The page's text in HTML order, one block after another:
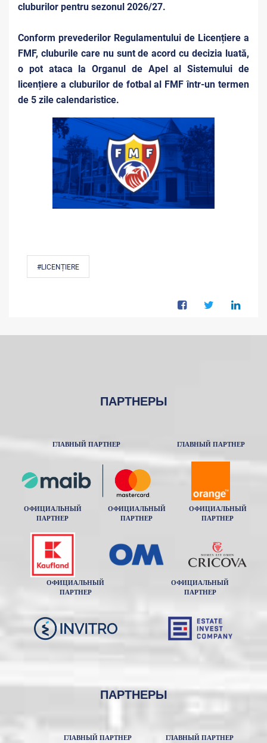
cluburilor pentru sezonul 2026/27.
Conform prevederilor Regulamentului de Licențiere a
FMF, cluburile care nu sunt de acord cu decizia luată,
o pot ataca la Organul de Apel al Sistemului de
licențiere a cluburilor de fotbal al FMF într-un termen
de 5 zile calendaristice.
#LICENȚIERE
ПАРТНЕРЫ
ГЛАВНЫЙ ПАРТНЕР ГЛАВНЫЙ ПАРТНЕР
ОФИЦИАЛЬНЫЙ
ПАРТНЕР
ОФИЦИАЛЬНЫЙ
ПАРТНЕР
ОФИЦИАЛЬНЫЙ
ПАРТНЕР
ОФИЦИАЛЬНЫЙ
ПАРТНЕР
ОФИЦИАЛЬНЫЙ
ПАРТНЕР
ПАРТНЕРЫ
ГЛАВНЫЙ ПАРТНЕР ГЛАВНЫЙ ПАРТНЕР